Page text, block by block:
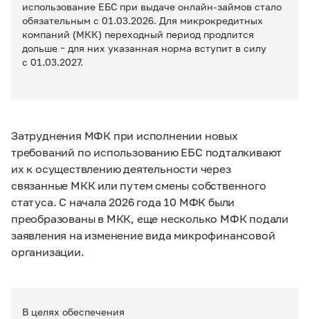
использование ЕБС при выдаче онлайн-займов стало
обязательным с 01.03.2026. Для микрокредитных
компаний (МКК) переходный период продлится
дольше – для них указанная норма вступит в силу
с 01.03.2027.
Затруднения МФК при исполнении новых
требований по использованию ЕБС подталкивают
их к осуществлению деятельности через
связанные МКК или путем смены собственного
статуса. С начала 2026 года 10 МФК были
преобразованы в МКК, еще несколько МФК подали
заявления на изменение вида микрофинансовой
организации.
В целях обеспечения